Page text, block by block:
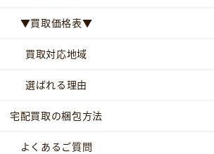
▼買取価格表▼
買取対応地域
選ばれる理由
宅配買取の梱包方法
よくあるご質問